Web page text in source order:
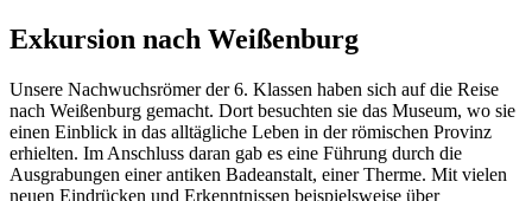
Exkursion nach Weißenburg
Unsere Nachwuchsrömer der 6. Klassen haben sich auf die Reise
nach Weißenburg gemacht. Dort besuchten sie das Museum, wo sie
einen Einblick in das alltägliche Leben in der römischen Provinz
erhielten. Im Anschluss daran gab es eine Führung durch die
Ausgrabungen einer antiken Badeanstalt, einer Therme. Mit vielen
neuen Eindrücken und Erkenntnissen beispielsweise über